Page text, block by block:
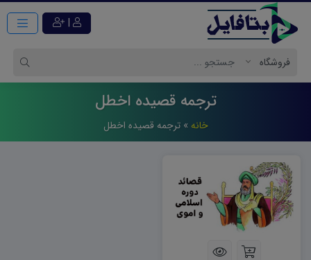
|
ترجمه قصیده اخطل
خانه »ترجمه قصیده اخطل